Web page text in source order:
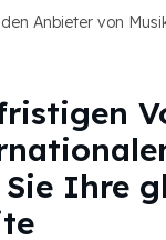
Anbieter von
Ihre